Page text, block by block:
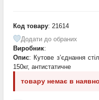
Код товару: 21614
Додати до обраних
Виробник:
Опис: Кутове з’єднання
150кг, антистатичне
товару немає в